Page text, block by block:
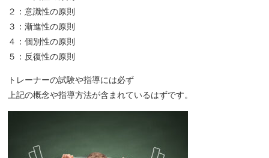
２：意識性の原則
３：漸進性の原則
４：個別性の原則
５：反復性の原則
トレーナーの試験や指導には必ず
上記の概念や指導方法が含まれているはずです。